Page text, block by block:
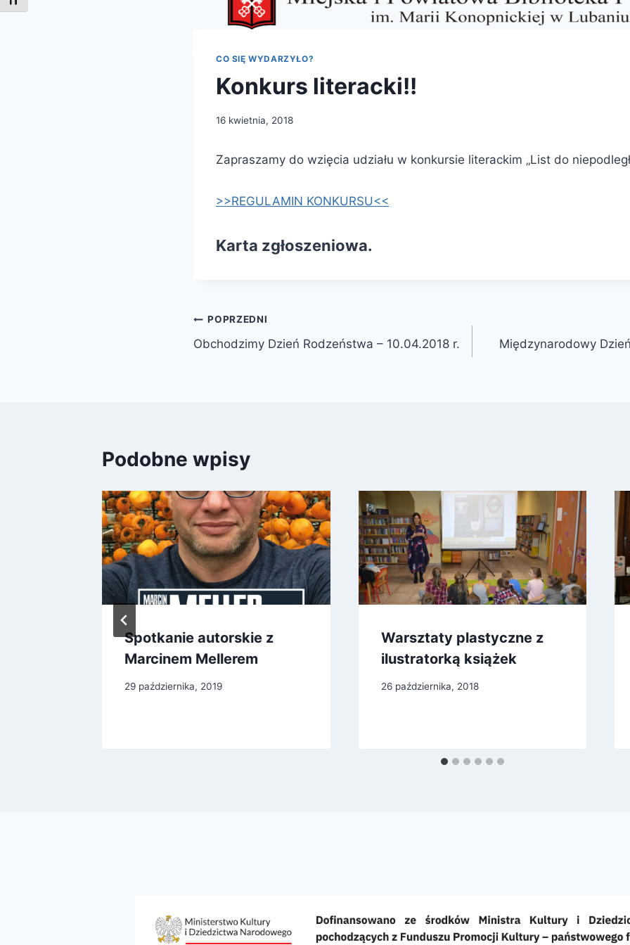
CO SIĘ WYDARZYŁO?
Konkurs literacki!!
16 kwietnia, 2018
Zapraszamy do wzięcia udziału w konkursie literackim „List do
>>REGULAMIN KONKURSU<<
Karta zgłoszeniowa.
Nawigacja
wpisu
POPRZEDNI
Obchodzimy Dzień Rodzeństwa – 10.04.2018 r. Międzynarodowy
Podobne wpisy
Spotkanie autorskie z
Marcinem Mellerem
29 października, 2019
Warsztaty plastyczne z
ilustratorką książek
26 października, 2018